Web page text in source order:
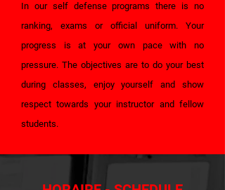
In our self defense programs there is no
ranking, exams or official uniform. Your
progress is at your own pace with no
pressure. The objectives are to do your best
during classes, enjoy yourself and show
respect towards your instructor and fellow
students.